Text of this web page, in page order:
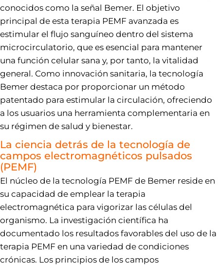
conocidos como la señal Bemer. El objetivo
principal de esta terapia PEMF avanzada es
estimular el flujo sanguíneo dentro del sistema
microcirculatorio, que es esencial para mantener
una función celular sana y, por tanto, la vitalidad
general. Como innovación sanitaria, la tecnología
Bemer destaca por proporcionar un método
patentado para estimular la circulación, ofreciendo
a los usuarios una herramienta complementaria en
su régimen de salud y bienestar.
La ciencia detrás de la tecnología de
campos electromagnéticos pulsados
(PEMF)
El núcleo de la tecnología PEMF de Bemer reside en
su capacidad de emplear la terapia
electromagnética para vigorizar las células del
organismo. La investigación científica ha
documentado los resultados favorables del uso de la
terapia PEMF en una variedad de condiciones
crónicas. Los principios de los campos